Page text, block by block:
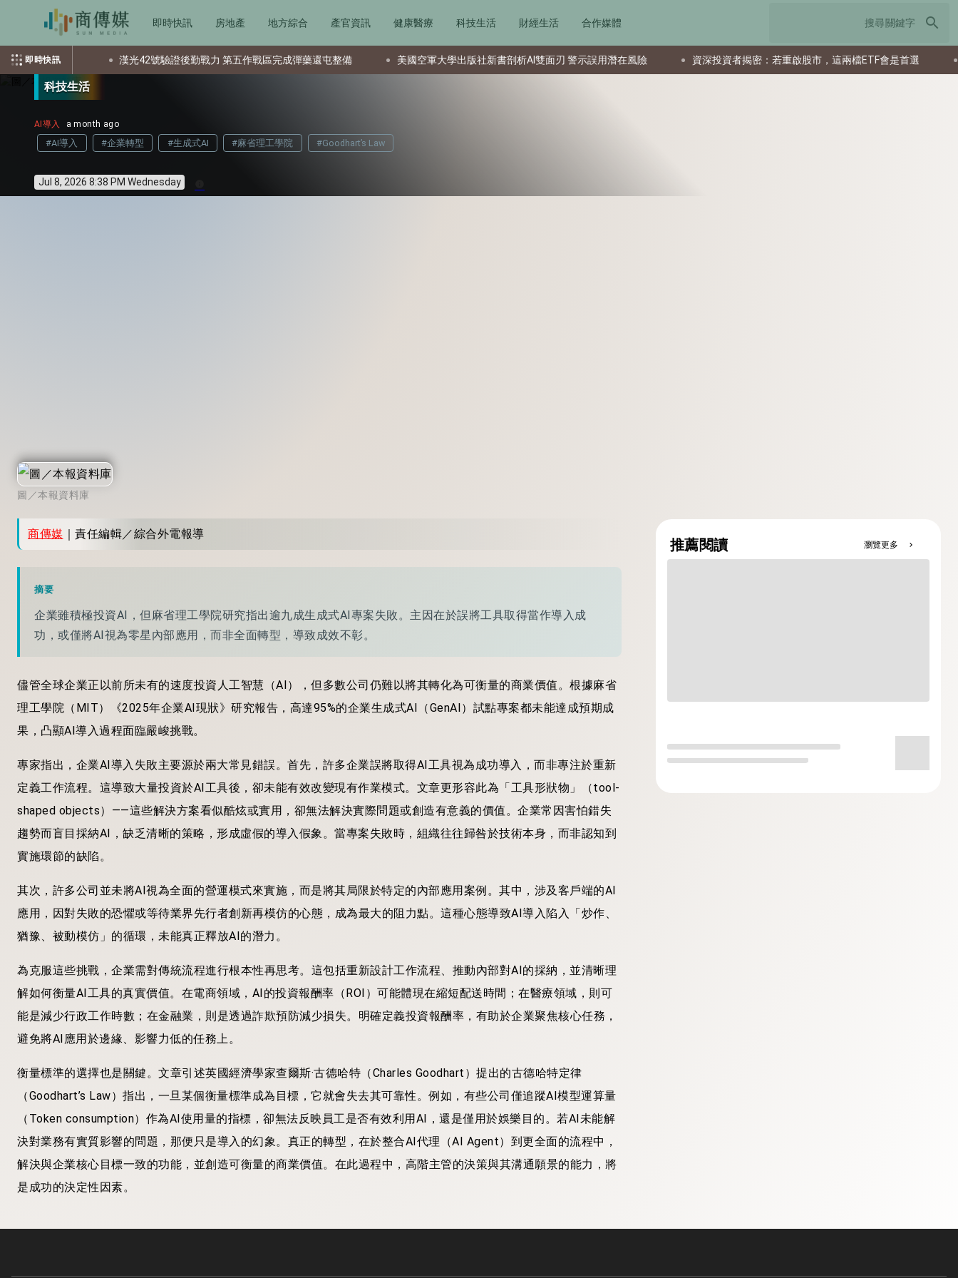
即時快訊 房地產 地方綜合 產官資訊 健康醫療 科技生活 財經生活 合作媒體 search
即時快訊
？ 漢光42號驗證後勤戰力 第五作戰區完成彈藥還屯整備 美國空軍大學出版社新書剖析AI雙面刃 警示誤用潛在風險 資深投資者揭密：若重啟股市，這兩檔ETF會是首選 父親節送
科技生活
AI導入 a month ago
#AI導入 #企業轉型 #生成式AI #麻省理工學院 #Goodhart’s Law
Jul 8, 2026 8:38 PM Wednesday
圖／本報資料庫
商傳媒 ｜責任編輯／綜合外電報導
摘要
企業雖積極投資AI，但麻省理工學院研究指出逾九成生成式AI專案失敗。主因在於誤將工具取得當作導入成
功，或僅將AI視為零星內部應用，而非全面轉型，導致成效不彰。
儘管全球企業正以前所未有的速度投資人工智慧（AI），但多數公司仍難以將其轉化為可衡量的商業價值。根據麻省
理工學院（MIT）《2025年企業AI現狀》研究報告，高達95%的企業生成式AI（GenAI）試點專案都未能達成預期成
果，凸顯AI導入過程面臨嚴峻挑戰。
專家指出，企業AI導入失敗主要源於兩大常見錯誤。首先，許多企業誤將取得AI工具視為成功導入，而非專注於重新
定義工作流程。這導致大量投資於AI工具後，卻未能有效改變現有作業模式。文章更形容此為「工具形狀物」（tool-
shaped objects）——這些解決方案看似酷炫或實用，卻無法解決實際問題或創造有意義的價值。企業常因害怕錯失
趨勢而盲目採納AI，缺乏清晰的策略，形成虛假的導入假象。當專案失敗時，組織往往歸咎於技術本身，而非認知到
實施環節的缺陷。
其次，許多公司並未將AI視為全面的營運模式來實施，而是將其局限於特定的內部應用案例。其中，涉及客戶端的AI
應用，因對失敗的恐懼或等待業界先行者創新再模仿的心態，成為最大的阻力點。這種心態導致AI導入陷入「炒作、
猶豫、被動模仿」的循環，未能真正釋放AI的潛力。
為克服這些挑戰，企業需對傳統流程進行根本性再思考。這包括重新設計工作流程、推動內部對AI的採納，並清晰理
解如何衡量AI工具的真實價值。在電商領域，AI的投資報酬率（ROI）可能體現在縮短配送時間；在醫療領域，則可
能是減少行政工作時數；在金融業，則是透過詐欺預防減少損失。明確定義投資報酬率，有助於企業聚焦核心任務，
避免將AI應用於邊緣、影響力低的任務上。
衡量標準的選擇也是關鍵。文章引述英國經濟學家查爾斯·古德哈特（Charles Goodhart）提出的古德哈特定律
（Goodhart’s Law）指出，一旦某個衡量標準成為目標，它就會失去其可靠性。例如，有些公司僅追蹤AI模型運算量
（Token consumption）作為AI使用量的指標，卻無法反映員工是否有效利用AI，還是僅用於娛樂目的。若AI未能解
決對業務有實質影響的問題，那便只是導入的幻象。真正的轉型，在於整合AI代理（AI Agent）到更全面的流程中，
解決與企業核心目標一致的功能，並創造可衡量的商業價值。在此過程中，高階主管的決策與其溝通願景的能力，將
是成功的決定性因素。
推薦閱讀 瀏覽更多 chevron_right